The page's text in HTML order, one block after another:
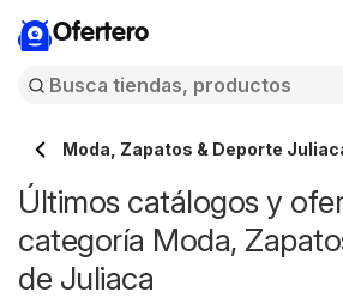
Ofertero
Moda, Zapatos & Deporte
Últimos catálogos y
categoría Moda,
de Juliaca